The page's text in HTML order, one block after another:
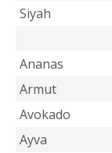
Siyah
Ananas
Armut
Avokado
Ayva